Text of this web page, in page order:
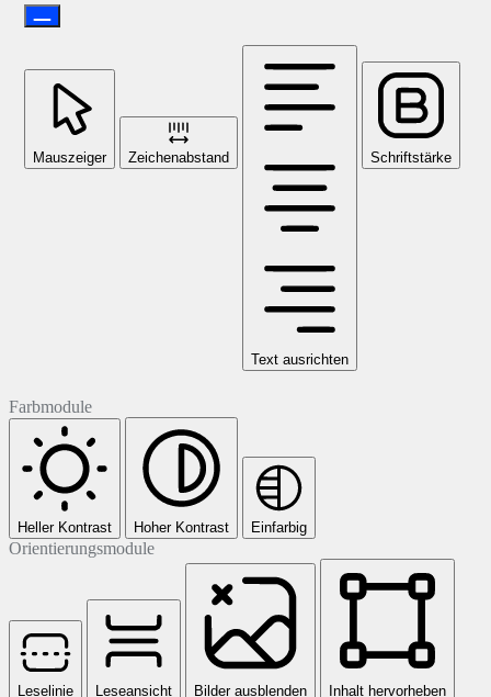
Mauszeiger Zeichenabstand
Text ausrichten
Schriftstärke
Farbmodule
Heller Kontrast Hoher Kontrast Einfarbig
Orientierungsmodule
Leselinie Leseansicht Bilder ausblenden Inhalt hervorheben